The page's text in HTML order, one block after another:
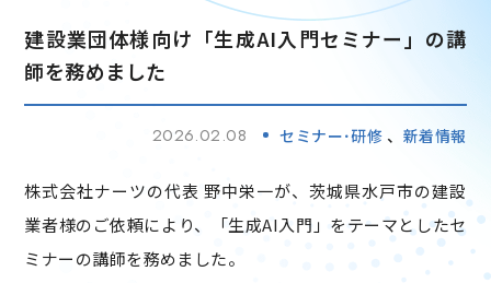
建設業団体様向け「生成AI入門セミナー」の講
師を務めました
2026.02.08 セミナー･研修 新着情報
株式会社ナーツの代表 野中栄一が、茨城県水戸市の建設
業者様のご依頼により、「生成AI入門」をテーマとしたセ
ミナーの講師を務めました。